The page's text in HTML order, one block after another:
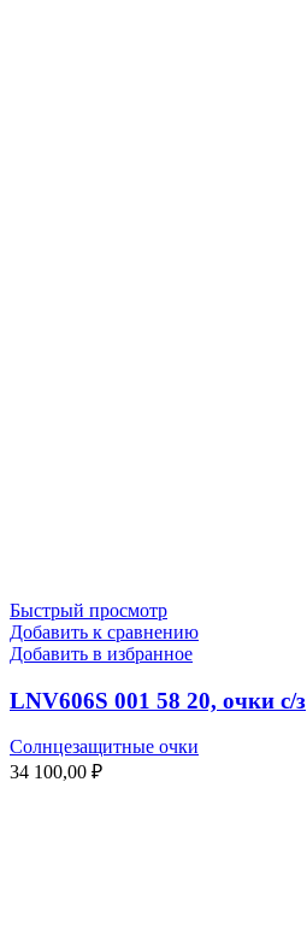
Быстрый просмотр
Добавить к сравнению
Добавить в избранное
LNV606S 001 58 20, очки с/з
Солнцезащитные очки
34 100,00 ₽